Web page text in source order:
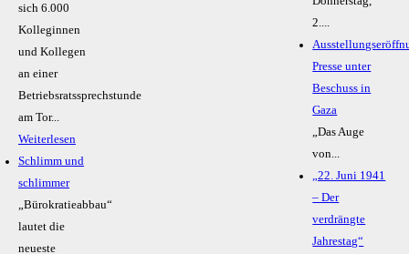
sich 6.000
Kolleginnen
und Kollegen
an einer
Betriebsratssprechstunde
am Tor...
Weiterlesen
Schlimm und
schlimmer
„Bürokratieabbau“
lautet die
neueste
2....
Presse unter
Beschuss in
Gaza
„Das Auge
von...
„22. Juni 1941
– Der
verdrängte
Jahrestag“